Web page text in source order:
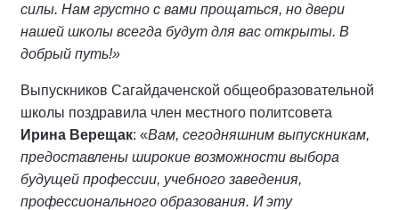
силы. Нам грустно с вами прощаться, но двери
нашей школы всегда будут для вас открыты. В
добрый путь!»
Выпускников Сагайдаченской общеобразовательной
школы поздравила член местного политсовета
Ирина Верещак: «Вам, сегодняшним выпускникам,
предоставлены широкие возможности выбора
будущей профессии, учебного заведения,
профессионального образования. И эту